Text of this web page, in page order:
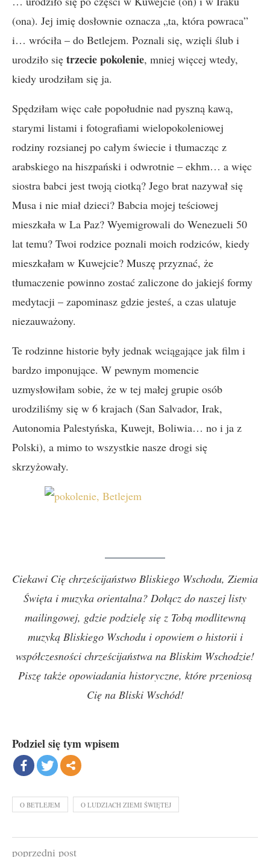
(ona). Jej imię dosłownie oznacza „ta, która powraca”
i… wróciła – do Betlejem. Poznali się, wzięli ślub i
urodziło się trzecie pokolenie, mniej więcej wtedy,
kiedy urodziłam się ja.
Spędziłam więc całe popołudnie nad pyszną kawą,
starymi listami i fotografiami wielopokoleniowej
rodziny rozsianej po całym świecie i tłumacząc z
arabskiego na hiszpański i odwrotnie – ekhm… a więc
siostra babci jest twoją ciotką? Jego brat nazywał się
Musa i nie miał dzieci? Babcia mojej teściowej
mieszkała w La Paz? Wyemigrowali do Wenezueli 50
lat temu? Twoi rodzice poznali moich rodziców, kiedy
mieszkałam w Kuwejcie? Muszę przyznać, że
tłumaczenie powinno zostać zaliczone do jakiejś formy
medytacji – zapominasz gdzie jesteś, a czas ulatuje
niezauważony.
Te rodzinne historie były jednak wciągające jak film i
bardzo imponujące. W pewnym momencie
uzmysłowiłam sobie, że w tej małej grupie osób
urodziliśmy się w 6 krajach (San Salvador, Irak,
Autonomia Palestyńska, Kuwejt, Boliwia… no i ja z
Polski), a mimo to wszystkie nasze drogi się
skrzyżowały.
Ciekawi Cię chrześcijaństwo Bliskiego Wschodu, Ziemia
Święta i muzyka orientalna? Dołącz do naszej listy
mailingowej, gdzie podzielę się z Tobą modlitewną
muzyką Bliskiego Wschodu i opowiem o historii i
współczesności chrześcijaństwa na Bliskim Wschodzie!
Piszę także opowiadania historyczne, które przeniosą
Cię na Bliski Wschód!
Podziel się tym wpisem
O BETLEJEM O LUDZIACH ZIEMI ŚWIĘTEJ
poprzedni post